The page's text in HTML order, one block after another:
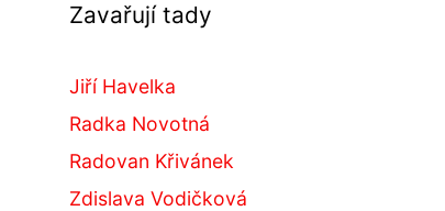
Zavařují tady
Jiří Havelka
Radka Novotná
Radovan Křivánek
Zdislava Vodičková